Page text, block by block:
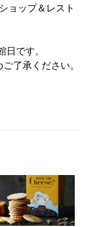
プ＆レスト
です。
了承ください。